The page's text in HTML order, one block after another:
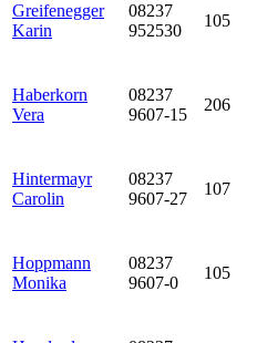
Greifenegger
Karin
08237
952530
105
Haberkorn
Vera
08237
9607-15
206
Hintermayr
Carolin
08237
9607-27
107
Hoppmann
Monika
08237
9607-0
105